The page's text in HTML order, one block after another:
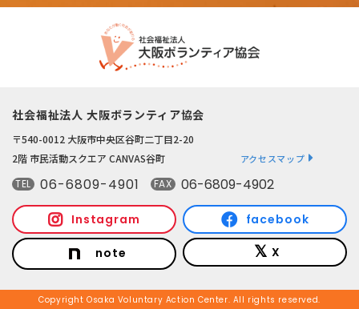
社会福祉法人 大阪ボランティア協会
〒540-0012 大阪市中央区谷町二丁目2-20
2階 市民活動スクエア CANVAS谷町
アクセスマップ
TEL 06-6809-4901 FAX 06-6809-4902
Instagram facebook
note X
Copyright Osaka Voluntary Action Center. All rights reserved.